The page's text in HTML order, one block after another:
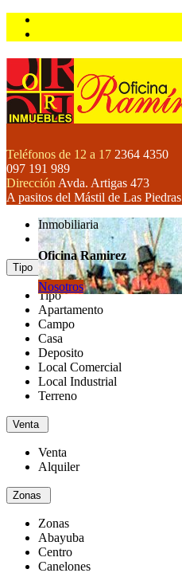
Teléfonos de 12 a 17 2364 4350
097 191 989
Dirección Avda. Artigas 473
A pasitos del Mástil de Las Piedras
Inmobiliaria
Oficina Ramirez
Nosotros
Tipo
Tipo
Apartamento
Campo
Casa
Deposito
Local Comercial
Local Industrial
Terreno
Venta
Venta
Alquiler
Zonas
Zonas
Abayuba
Centro
Canelones